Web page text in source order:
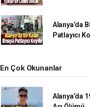
Alanya’da
Patlayıcı
En Çok Okunanlar
Alanya’da